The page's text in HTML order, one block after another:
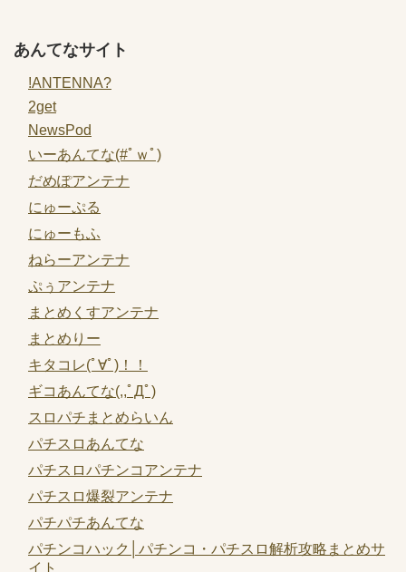
あんてなサイト
!ANTENNA?
2get
NewsPod
いーあんてな(#ﾟｗﾟ)
だめぽアンテナ
にゅーぷる
にゅーもふ
ねらーアンテナ
ぷぅアンテナ
まとめくすアンテナ
まとめりー
キタコレ(ﾟ∀ﾟ)！！
ギコあんてな(,,ﾟДﾟ)
スロパチまとめらいん
パチスロあんてな
パチスロパチンコアンテナ
パチスロ爆裂アンテナ
パチパチあんてな
パチンコハック│パチンコ・パチスロ解析攻略まとめサ
イト